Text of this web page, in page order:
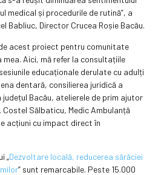
medical și procedurile de rutină”, a
Babliuc, Director Crucea Roșie Bacău.
acest proiect pentru comunitate
mea. Aici, mă refer la consultațiile
educaționale derulate cu adulți
dentară, consilierea juridică a
Bacău, atelierele de prim ajutor
Costel Sălbaticu, Medic Ambulanță
acțiuni cu impact direct în
„Dezvoltare locală, reducerea sărăciei
” sunt remarcabile. Peste 15.000